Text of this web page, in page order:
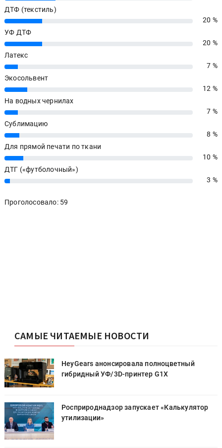
ДТФ (текстиль)
20%
20 %
УФ ДТФ
20%
20 %
Латекс
7%
7 %
Экосольвент
12%
12 %
На водных чернилах
7%
7 %
Сублимацию
8%
8 %
Для прямой печати по ткани
10%
10 %
ДТГ («футболочный»)
3% 3 %
Проголосовало: 59
САМЫЕ ЧИТАЕМЫЕ НОВОСТИ
HeyGears анонсировала полноцветный
гибридный УФ/3D-принтер G1X
Росприроднадзор запускает «Калькулятор
утилизации»